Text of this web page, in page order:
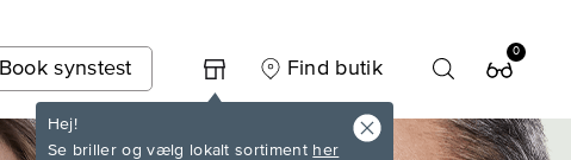
Book synstest
Hej!
Se briller og vælg lokalt sortiment her
Find butik
0